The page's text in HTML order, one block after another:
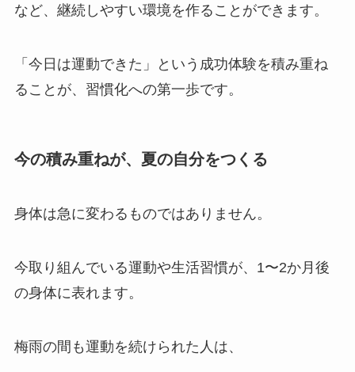
など、継続しやすい環境を作ることができます。
「今日は運動できた」という成功体験を積み重ね
ることが、習慣化への第一歩です。
今の積み重ねが、夏の自分をつくる
身体は急に変わるものではありません。
今取り組んでいる運動や生活習慣が、1〜2か月後
の身体に表れます。
梅雨の間も運動を続けられた人は、